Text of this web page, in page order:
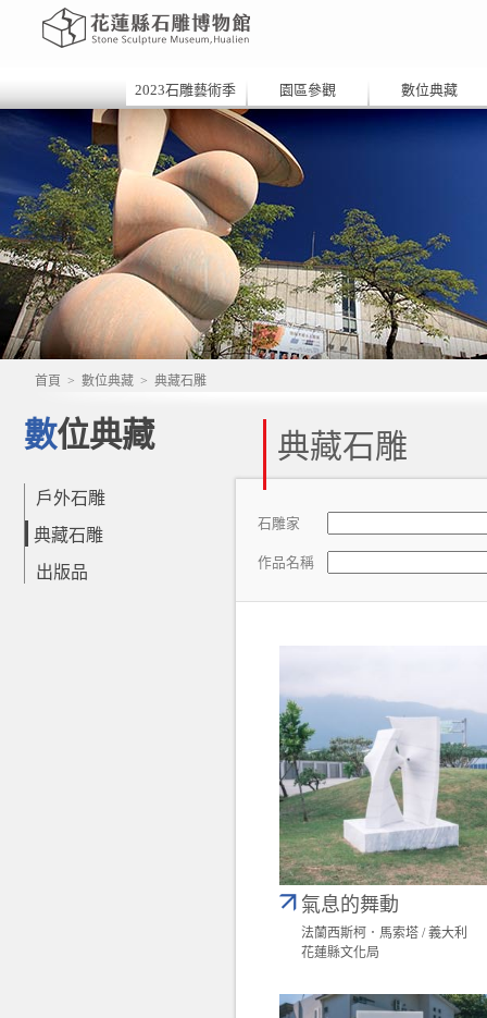
2023石雕藝術季 園區參觀 數位典藏
首頁 > 數位典藏 > 典藏石雕
數位典藏
戶外石雕
典藏石雕
出版品
典藏石雕
石雕家
作品名稱
氣息的舞動
法蘭西斯柯．馬索塔 / 義大利
花蓮縣文化局